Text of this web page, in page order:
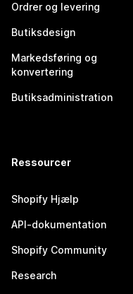
Ordrer og levering
Butiksdesign
Markedsføring og
konvertering
Butiksadministration
Ressourcer
Shopify Hjælp
API-dokumentation
Shopify Community
Research